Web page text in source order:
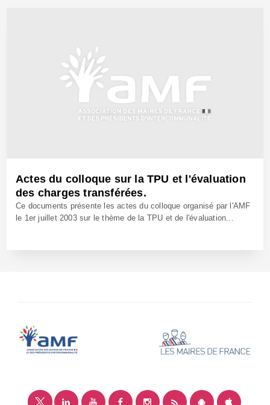
Actes du colloque sur la TPU et l'évaluation
des charges transférées.
Ce documents présente les actes du colloque organisé par l'AMF
le 1er juillet 2003 sur le thème de la TPU et de l'évaluation...